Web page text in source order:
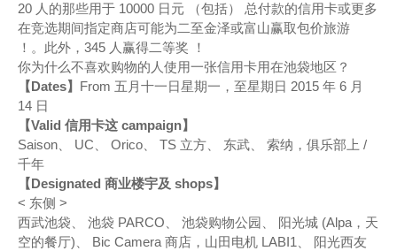
20 人 的那些用于 10000 日元 （包括） 总付款的信用卡或更多
在竞选期间指定商店可能为二至金泽或富山赢取包价旅游
！ 。 此外 ， 345 人 赢得二等奖
！
你为什么不喜欢购物的人 使用一张信用卡用在池袋地区 ？
【Dates】 From 五月十一日星期一 ， 至星期日 2015 年 6 月
14 日
【Valid 信用卡这 campaign】
Saison
UC Orico TS 立方 东武 索纳 ， 俱乐部 上 /
千年
【Designated 商业楼宇及 shops】
< 东侧 >
西武池袋 池袋 PARCO 池袋购物公园 阳光城 (Alpa， 天
空的餐厅)、 Bic Camera 商店 ， 山田电机 LABI1 阳光西友